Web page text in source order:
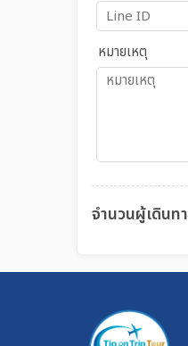
หมายเหตุ
จำนวนผู้เดินท